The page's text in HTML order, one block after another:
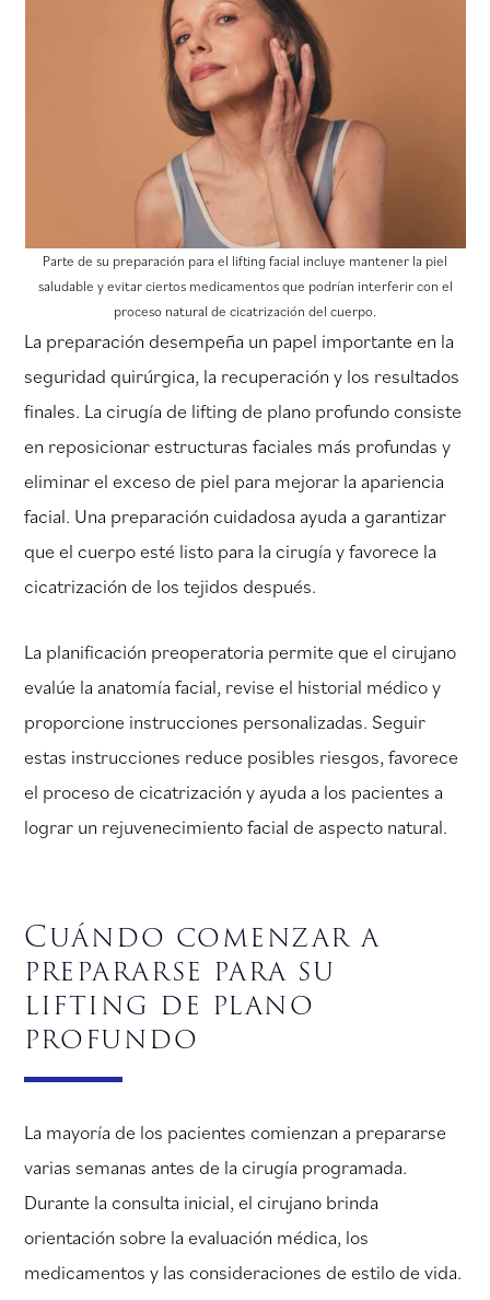
Parte de su preparación para el lifting facial incluye mantener la piel
saludable y evitar ciertos medicamentos que podrían interferir con el
proceso natural de cicatrización del cuerpo.
La preparación desempeña un papel importante en la
seguridad quirúrgica, la recuperación y los resultados
finales. La cirugía de lifting de plano profundo consiste
en reposicionar estructuras faciales más profundas y
eliminar el exceso de piel para mejorar la apariencia
facial. Una preparación cuidadosa ayuda a garantizar
que el cuerpo esté listo para la cirugía y favorece la
cicatrización de los tejidos después.
La planificación preoperatoria permite que el cirujano
evalúe la anatomía facial, revise el historial médico y
proporcione instrucciones personalizadas. Seguir
estas instrucciones reduce posibles riesgos, favorece
el proceso de cicatrización y ayuda a los pacientes a
lograr un rejuvenecimiento facial de aspecto natural.
Cuándo comenzar a
prepararse para su
lifting de plano
profundo
La mayoría de los pacientes comienzan a prepararse
varias semanas antes de la cirugía programada.
Durante la consulta inicial, el cirujano brinda
orientación sobre la evaluación médica, los
medicamentos y las consideraciones de estilo de vida.